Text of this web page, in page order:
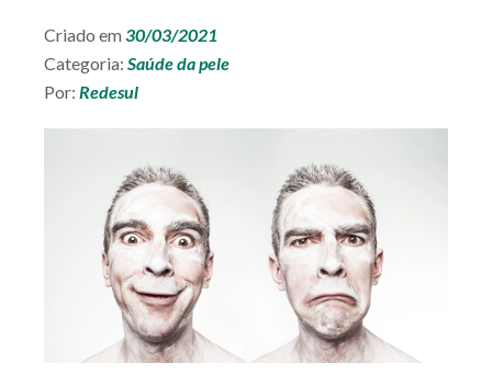
REDESULEMPRESARIAL
CREDENCIADO
Criado em 30/03/2021
Categoria: Saúde da pele
Por: Redesul